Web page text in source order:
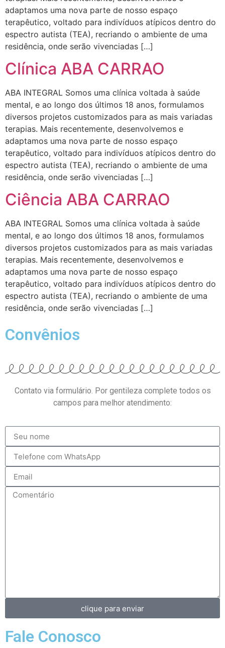
adaptamos uma nova parte de nosso espaço
terapêutico, voltado para indivíduos atípicos dentro do
espectro autista (TEA), recriando o ambiente de uma
residência, onde serão vivenciadas […]
Clínica ABA CARRAO
ABA INTEGRAL Somos uma clínica voltada à saúde
mental, e ao longo dos últimos 18 anos, formulamos
diversos projetos customizados para as mais variadas
terapias. Mais recentemente, desenvolvemos e
adaptamos uma nova parte de nosso espaço
terapêutico, voltado para indivíduos atípicos dentro do
espectro autista (TEA), recriando o ambiente de uma
residência, onde serão vivenciadas […]
Ciência ABA CARRAO
ABA INTEGRAL Somos uma clínica voltada à saúde
mental, e ao longo dos últimos 18 anos, formulamos
diversos projetos customizados para as mais variadas
terapias. Mais recentemente, desenvolvemos e
adaptamos uma nova parte de nosso espaço
terapêutico, voltado para indivíduos atípicos dentro do
espectro autista (TEA), recriando o ambiente de uma
residência, onde serão vivenciadas […]
Convênios
Contato via formulário. Por gentileza complete todos os
campos para melhor atendimento:
clique para enviar
Fale Conosco